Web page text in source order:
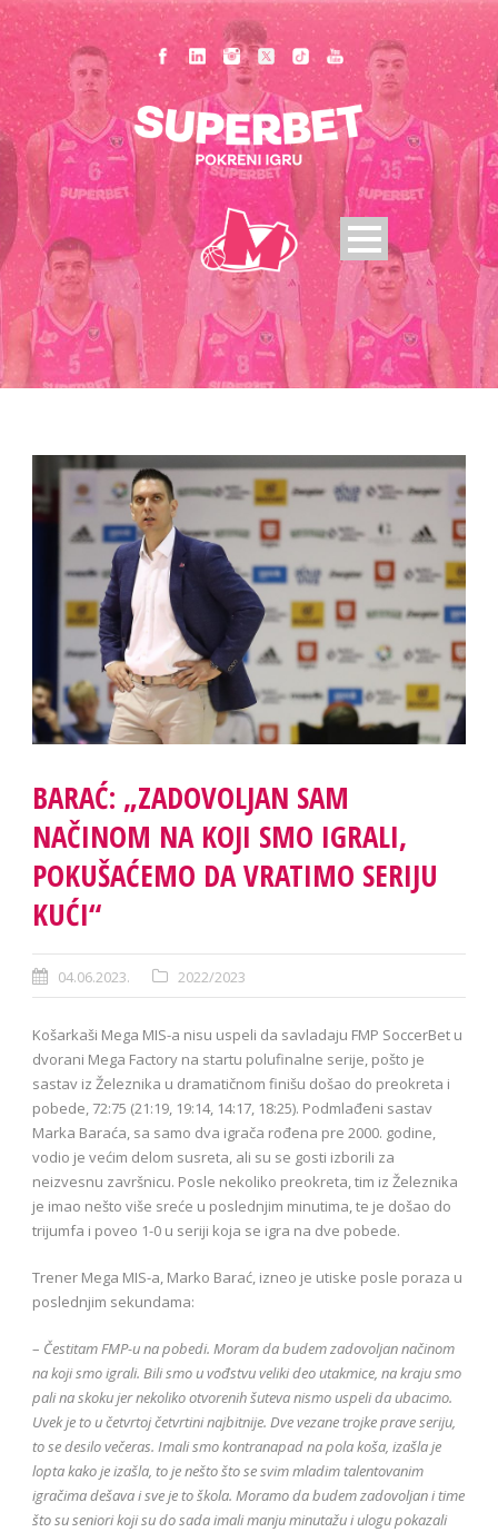
BARAĆ: „ZADOVOLJAN SAM
NAČINOM NA KOJI SMO IGRALI,
POKUŠAĆEMO DA VRATIMO SERIJU
KUĆI“
04.06.2023. 2022/2023
Košarkaši Mega MIS-a nisu uspeli da savladaju FMP SoccerBet u
dvorani Mega Factory na startu polufinalne serije, pošto je
sastav iz Železnika u dramatičnom finišu došao do preokreta i
pobede, 72:75 (21:19, 19:14, 14:17, 18:25). Podmlađeni sastav
Marka Baraća, sa samo dva igrača rođena pre 2000. godine,
vodio je većim delom susreta, ali su se gosti izborili za
neizvesnu završnicu. Posle nekoliko preokreta, tim iz Železnika
je imao nešto više sreće u poslednjim minutima, te je došao do
trijumfa i poveo 1-0 u seriji koja se igra na dve pobede.
Trener Mega MIS-a, Marko Barać, izneo je utiske posle poraza u
poslednjim sekundama:
– Čestitam FMP-u na pobedi. Moram da budem zadovoljan načinom
na koji smo igrali. Bili smo u vođstvu veliki deo utakmice, na kraju smo
pali na skoku jer nekoliko otvorenih šuteva nismo uspeli da ubacimo.
Uvek je to u četvrtoj četvrtini najbitnije. Dve vezane trojke prave seriju,
to se desilo večeras. Imali smo kontranapad na pola koša, izašla je
lopta kako je izašla, to je nešto što se svim mladim talentovanim
igračima dešava i sve je to škola. Moramo da budem zadovoljan i time
što su seniori koji su do sada imali manju minutažu i ulogu pokazali